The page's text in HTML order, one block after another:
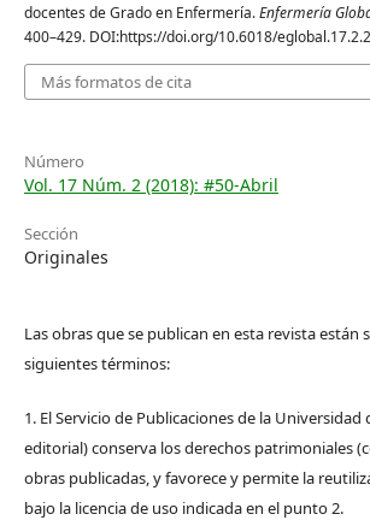
docentes de Grado en Enfermería.Enfermería
400–429. DOI:https://doi.org/10.6018/
Más formatos de cita
Número
Vol. 17 Núm. 2 (2018): #50-Abril
Sección
Originales
Las obras que se publican en esta revista están
siguientes términos:
1. El Servicio de Publicaciones de la Universidad
editorial) conserva los derechos patrimoniales
obras publicadas, y favorece y permite la
bajo la licencia de uso indicada en el punto 2.